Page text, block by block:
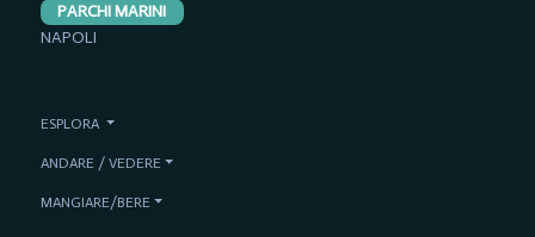
PARCHI MARINI
NAPOLI
ESPLORA
ANDARE / VEDERE
MANGIARE/BERE